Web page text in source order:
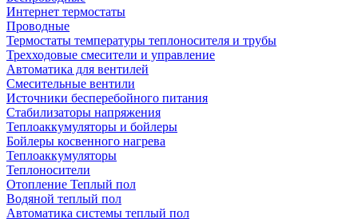
Интернет термостаты
Проводные
Термостаты температуры теплоносителя и трубы
Трехходовые смесители и управление
Автоматика для вентилей
Смесительные вентили
Источники бесперебойного питания
Стабилизаторы напряжения
Теплоаккумуляторы и бойлеры
Бойлеры косвенного нагрева
Теплоаккумуляторы
Теплоносители
Отопление Теплый пол
Водяной теплый пол
Автоматика системы теплый пол